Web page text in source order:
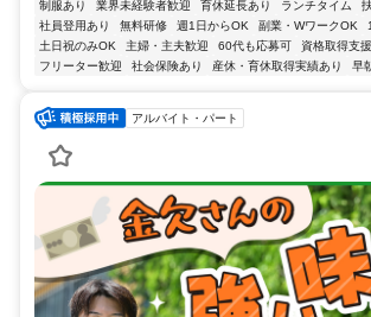
制服あり 業界未経験者歓迎 育休延長あり ランチタイム
社員登用あり
無料研修 週1日からOK 副業・WワークOK
土日祝のみOK
主婦・主夫歓迎 60代も応募可 資格取得支
フリーター歓迎
社会保険あり 産休・育休取得実績あり 早
アルバイト・パート